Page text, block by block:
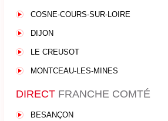
COSNE-COURS-SUR-LOIRE
DIJON
LE CREUSOT
MONTCEAU-LES-MINES
DIRECT FRANCHE COMTÉ
BESANÇON